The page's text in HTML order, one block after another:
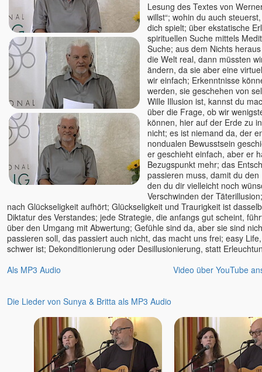
Lesung des Textes von
willst“; wohin du auch
dich spielt; über ekstatische
spirituellen Suche mittels
Suche; aus dem Nichts
die Welt real, dann müssten
ändern, da sie aber eine
wir einfach; Erkenntnisse
werden, sie geschehen von
Wille Illusion ist, kannst du
über die Frage, ob wir
können, hier auf der Erde zu
nicht; es ist niemand da, der
nondualen Bewusstsein
er geschieht einfach, aber er
Bezugspunkt mehr; das
passieren muss, damit du
den du dir vielleicht noch
Verschwinden der
nach Glückseligkeit aufhört; Glückseligkeit und Traurigkeit ist
Diktatur des Verstandes; jede Strategie, die anfangs gut scheint,
über den Umgang mit Abwertung; Gefühle sind da, aber sie sind
passieren soll, das passiert auch nicht, das macht uns frei; easy
schwer ist; Dekonditionierung oder Desillusionierung, statt
Als MP3 Audio
Video über YouTube
Die Lieder von Sunya & Britta als MP3 Audio